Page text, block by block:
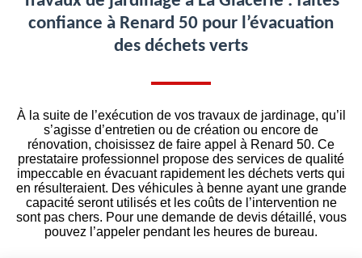
confiance à Renard 50 pour l’évacuation
des déchets verts
À la suite de l’exécution de vos travaux de jardinage, qu’il
s’agisse d’entretien ou de création ou encore de
rénovation, choisissez de faire appel à Renard 50. Ce
prestataire professionnel propose des services de qualité
impeccable en évacuant rapidement les déchets verts qui
en résulteraient. Des véhicules à benne ayant une grande
capacité seront utilisés et les coûts de l’intervention ne
sont pas chers. Pour une demande de devis détaillé, vous
pouvez l’appeler pendant les heures de bureau.